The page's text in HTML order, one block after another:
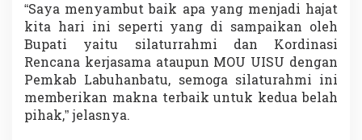
“Saya menyambut baik apa yang menjadi hajat
kita hari ini seperti yang di sampaikan oleh
Bupati yaitu silaturrahmi dan Kordinasi
Rencana kerjasama ataupun MOU UISU dengan
Pemkab Labuhanbatu, semoga silaturahmi ini
memberikan makna terbaik untuk kedua belah
pihak,” jelasnya.